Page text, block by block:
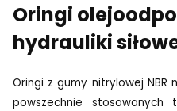
Oringi
hydrauliki
Oringi z gumy nitrylowej NBR
powszechnie stosowanych